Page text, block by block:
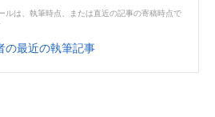
ルは、執筆時点、または直近の記事の寄稿時点で
の最近の執筆記事